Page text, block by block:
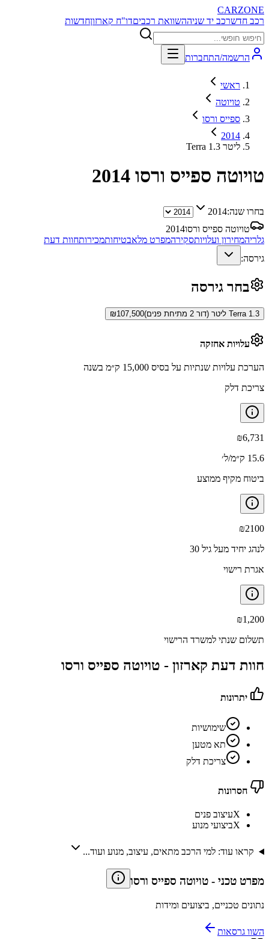
CARZONE
רכב חדשרכב יד שניההשוואת רכביםדו"ח קארזוןחדשות
הרשמה/התחברות
ראשי
טויוטה
ספייס ורסו
2014
Terra 1.3 ליטר
טויוטה ספייס ורסו 2014
בחרו שנה:2014
טויוטה ספייס ורסו2014
גלריהמחירון ועלויותסקירהמפרט מלאבטיחותמכירותחוות דעת
גירסה:
בחר גירסה
Terra 1.3 ליטר (דור 2 מתיחת פנים) ₪107,500
עלויות אחזקה
הערכת עלויות שנתיות על בסיס 15,000 ק״מ בשנה
צריכת דלק
₪6,731
15.6 ק״מ/ל׳
ביטוח מקיף ממוצע
₪2100
לנהג יחיד מעל גיל 30
אגרת רישוי
₪1,200
תשלום שנתי למשרד הרישוי
חוות דעת קארזון - טויוטה ספייס ורסו
יתרונות
שימושיות
תא מטען
צריכת דלק
חסרונות
Xעיצוב פנים
Xביצועי מנוע
קראו עוד: למי הרכב מתאים, עיצוב, מנוע ועוד...
מפרט טכני - טויוטה ספייס ורסו
נתונים טכניים, ביצועים ומידות
השוו גרסאות